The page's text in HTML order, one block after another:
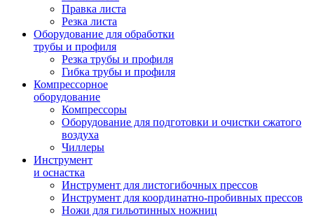
Правка листа
Резка листа
Оборудование для обработки
трубы и профиля
Резка трубы и профиля
Гибка трубы и профиля
Компрессорное
оборудование
Компрессоры
Оборудование для подготовки и очистки сжатого
воздуха
Чиллеры
Инструмент
и оснастка
Инструмент для листогибочных прессов
Инструмент для координатно-пробивных прессов
Ножи для гильотинных ножниц